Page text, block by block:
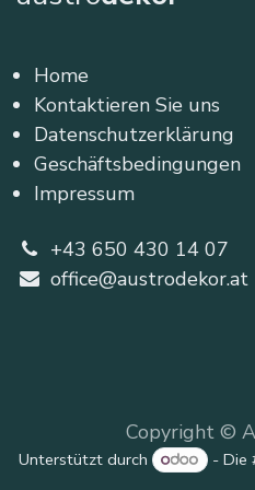
Home
Kontaktieren Sie uns
Datenschutzerklärung
Geschäftsbedingungen
Impressum
+43 650 430 14 07
office@austrodekor.at
Copyright ©
Unterstützt durch - Die